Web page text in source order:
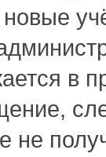
в
не